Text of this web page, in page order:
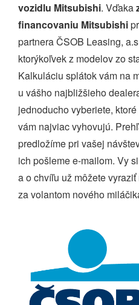
vozidlu Mitsubishi. Vďaka
financovaniu Mitsubishi
partnera ČSOB Leasing,
ktorýkoľvek z modelov zo
Kalkuláciu splátok vám na
u vášho najbližšieho
jednoducho vyberiete,
vám najviac vyhovujú.
predložíme pri vašej
ich pošleme e-mailom. Vy
a o chvíľu už môžete
za volantom nového